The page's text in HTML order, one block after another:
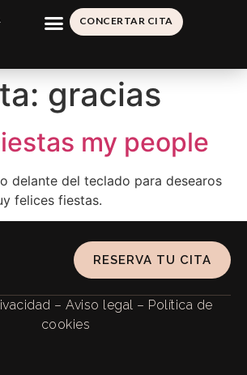
CONCERTAR CITA
gracias
my people
delante del teclado para desearos
felices fiestas.
RESERVA TU CITA
– Aviso legal – Política de
cookies